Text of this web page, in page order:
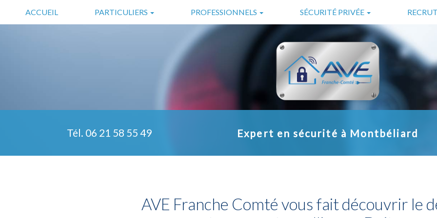
ACCUEIL PARTICULIERS PROFESSIONNELS
COMMERCES
INDUSTRIELS
SÉCURITÉ PRIVÉE
GARDIENNAGE
SURVEILLANCE
SÉCURITÉ INCENDIE
TÉLÉSURVEILLANCE
Tél. 06 21 58 55 49 Expert en sécurité à Montbéliard
AVE Franche Comté vous fait découvrir le